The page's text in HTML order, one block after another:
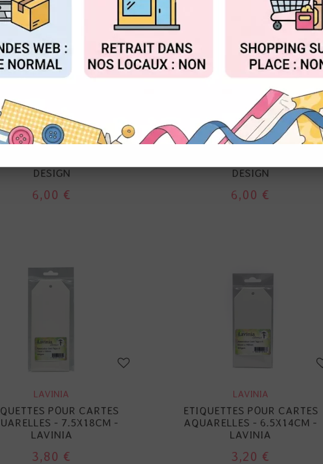
FLORILÈGES DESIGN
DESIGN
6,00 €
FLORILÈGES DESIGN
DESIGN
6,00 €
LAVINIA
POUR CARTES
- 7.5X18CM -
LAVINIA
3,80 €
LAVINIA
ETIQUETTES POUR CARTES
AQUARELLES - 6.5X14CM -
LAVINIA
3,20 €
CONFIGURER ACCEPTER TOUT